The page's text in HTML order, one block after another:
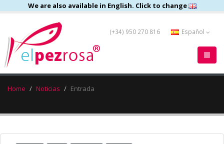
We are also available in English. Click to change
(+34) 950 270 816 Español
Home Noticias Entrada